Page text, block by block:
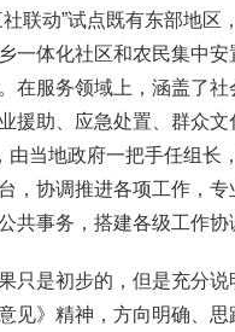
联动”试点既有东部地
一体化社区和农民集中
在服务领域上，涵盖了
援助、应急处置、群众
由当地政府一把手任组
，协调推进各项工作，
共事务，搭建各级工作协
只是初步的，但是充分
见》精神，方向明确、